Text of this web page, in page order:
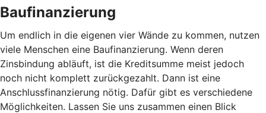
Baufinanzierung
Um endlich in die eigenen vier Wände zu kommen, nutzen
viele Menschen eine Baufinanzierung. Wenn deren
Zinsbindung abläuft, ist die Kreditsumme meist jedoch
noch nicht komplett zurückgezahlt. Dann ist eine
Anschlussfinanzierung nötig. Dafür gibt es verschiedene
Möglichkeiten. Lassen Sie uns zusammen einen Blick